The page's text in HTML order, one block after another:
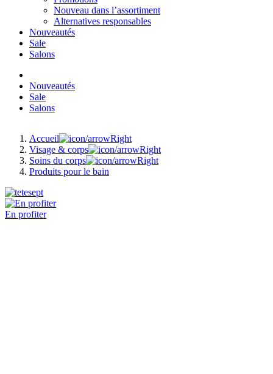
Nouveau dans l’assortiment
Alternatives responsables
Nouveautés
Sale
Salons
Nouveautés
Sale
Salons
Accueil
Visage & corps
Soins du corps
Produits pour le bain
En profiter